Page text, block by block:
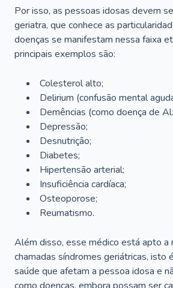
Por isso, as pessoas idosas devem
geriatra, que conhece as
doenças se manifestam nessa faixa
principais exemplos são:
Colesterol alto;
Delirium (confusão mental
Demências (como doença de
Depressão;
Desnutrição;
Diabetes;
Hipertensão arterial;
Insuficiência cardíaca;
Osteoporose;
Reumatismo.
Além disso, esse médico está apto a
chamadas síndromes geriátricas, isto
saúde que afetam a pessoa idosa e